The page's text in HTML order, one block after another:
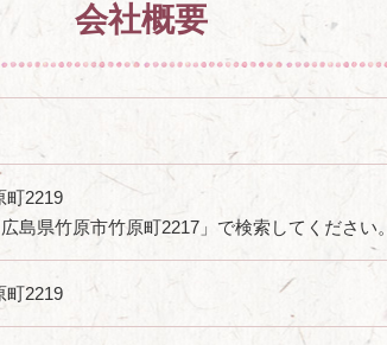
会社概要
町2219
島県竹原市竹原町2217」で検索してください。
町2219